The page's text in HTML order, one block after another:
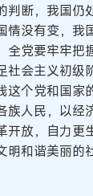
判断，我国仍
情没有变，我
全党要牢牢把
社会主义初级
这个党和国家
族人民，以经
开放，自力更
明和谐美丽的